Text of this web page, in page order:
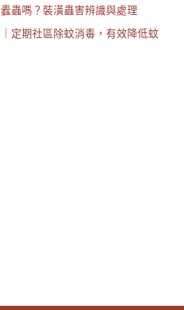
蟲嗎？裝潢蟲害辨識與處理
定期社區除蚊消毒，有效降低蚊